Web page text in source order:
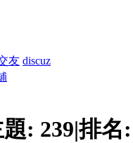
友 discuz
: 239|排名: